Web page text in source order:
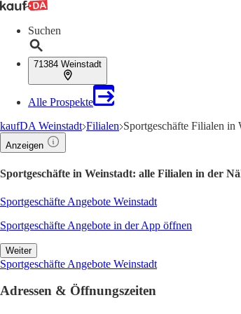
Suchen
71384 Weinstadt
Alle Prospekte
kaufDA Weinstadt Filialen Sportgeschäfte Filialen in
Anzeigen
Sportgeschäfte in Weinstadt: alle Filialen in der
Sportgeschäfte Angebote Weinstadt
Sportgeschäfte Angebote in der App öffnen
Weiter
Sportgeschäfte Angebote Weinstadt
Adressen & Öffnungszeiten